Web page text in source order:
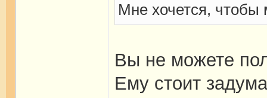
Мне хочется,
Вы не можете
Ему стоит